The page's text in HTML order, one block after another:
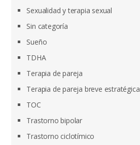
Sexualidad y terapia sexual
Sin categoría
Sueño
TDHA
Terapia de pareja
Terapia de pareja breve estratégica
TOC
Trastorno bipolar
Trastorno ciclotímico